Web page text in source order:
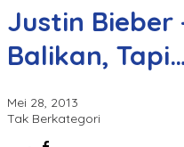
Justin Bieber
Balikan, Tapi…
Mei 28, 2013
Tak Berkategori